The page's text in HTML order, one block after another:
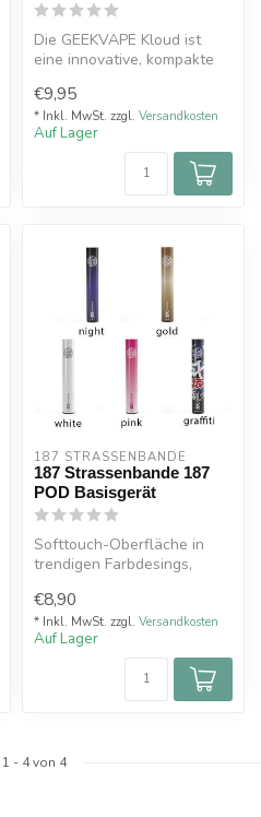
Die GEEKVAPE Kloud ist
eine innovative, kompakte
Pocket-Fo...
€9,95
* Inkl. MwSt. zzgl. Versandkosten
Auf Lager
187 STRASSENBANDE
187 Strassenbande 187
POD Basisgerät
Softtouch-Oberfläche in
trendigen Farbdesings,
Magne...
€8,90
* Inkl. MwSt. zzgl. Versandkosten
Auf Lager
1 - 4von 4